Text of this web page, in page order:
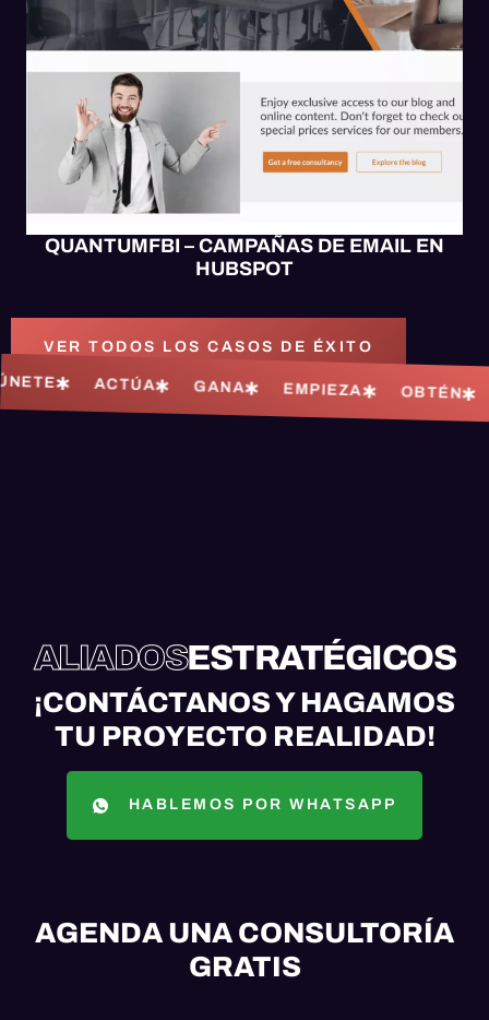
QUANTUMFBI – CAMPAÑAS DE EMAIL EN
HUBSPOT
VER TODOS LOS CASOS DE ÉXITO
GANA EMPIEZA OBTÉN SOLICITA
ALIADOSESTRATÉGICOS
¡CONTÁCTANOS Y HAGAMOS
TU PROYECTO REALIDAD!
HABLEMOS POR WHATSAPP
AGENDA UNA CONSULTORÍA
GRATIS